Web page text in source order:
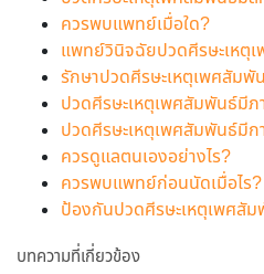
ควรพบแพทย์เมื่อใด?
แพทย์วินิจฉัยปวดศีรษะเหตุ
รักษาปวดศีรษะเหตุเพศสัมพั
ปวดศีรษะเหตุเพศสัมพันธ์มีภ
ปวดศีรษะเหตุเพศสัมพันธ์มี
ควรดูแลตนเองอย่างไร?
ควรพบแพทย์ก่อนนัดเมื่อไร?
ป้องกันปวดศีรษะเหตุเพศสัม
บทความที่เกี่ยวข้อง